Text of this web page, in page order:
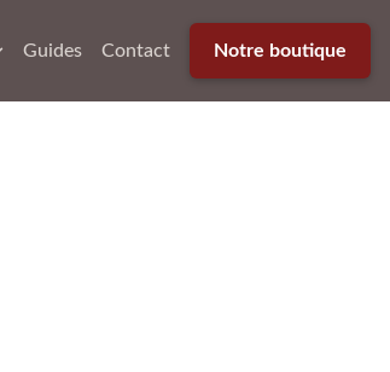
Guides Contact Notre boutique